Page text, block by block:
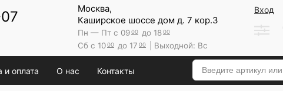
Москва,
Каширское шоссе дом д. 7 кор.3
Пн — Пт с 0900 до 1800
Сб с 1000 до 17 00 | Выходной: Вс
Вход
и оплата О нас Контакты